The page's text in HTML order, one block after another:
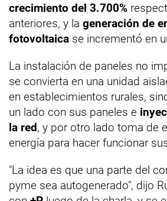
crecimiento del 3.700%
anteriores, y la generación de
fotovoltaica se incrementó en
La instalación de paneles no
se convierta en una unidad
en establecimientos rurales,
un lado con sus paneles e
la red, y por otro lado toma de
energía para hacer funcionar
"La idea es que una parte del
pyme sea autogenerado", dijo